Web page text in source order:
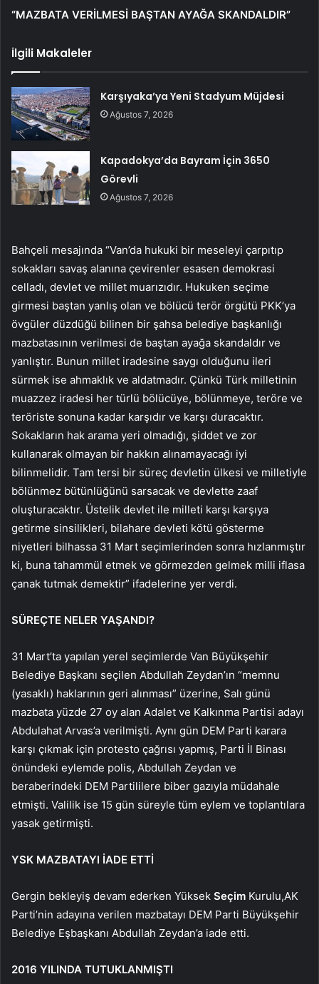
“MAZBATA VERİLMESİ BAŞTAN AYAĞA SKANDALDIR”
İlgili Makaleler
Karşıyaka’ya Yeni Stadyum Müjdesi
Ağustos 7, 2026
Kapadokya’da Bayram İçin 3650
Görevli
Ağustos 7, 2026
Bahçeli mesajında “Van’da hukuki bir meseleyi çarpıtıp
sokakları savaş alanına çevirenler esasen demokrasi
celladı, devlet ve millet muarızıdır. Hukuken seçime
girmesi baştan yanlış olan ve bölücü terör örgütü PKK’ya
övgüler düzdüğü bilinen bir şahsa belediye başkanlığı
mazbatasının verilmesi de baştan ayağa skandaldır ve
yanlıştır. Bunun millet iradesine saygı olduğunu ileri
sürmek ise ahmaklık ve aldatmadır. Çünkü Türk milletinin
muazzez iradesi her türlü bölücüye, bölünmeye, teröre ve
teröriste sonuna kadar karşıdır ve karşı duracaktır.
Sokakların hak arama yeri olmadığı, şiddet ve zor
kullanarak olmayan bir hakkın alınamayacağı iyi
bilinmelidir. Tam tersi bir süreç devletin ülkesi ve milletiyle
bölünmez bütünlüğünü sarsacak ve devlette zaaf
oluşturacaktır. Üstelik devlet ile milleti karşı karşıya
getirme sinsilikleri, bilahare devleti kötü gösterme
niyetleri bilhassa 31 Mart seçimlerinden sonra hızlanmıştır
ki, buna tahammül etmek ve görmezden gelmek milli iflasa
çanak tutmak demektir” ifadelerine yer verdi.
SÜREÇTE NELER YAŞANDI?
31 Mart’ta yapılan yerel seçimlerde Van Büyükşehir
Belediye Başkanı seçilen Abdullah Zeydan’ın “memnu
(yasaklı) haklarının geri alınması” üzerine, Salı günü
mazbata yüzde 27 oy alan Adalet ve Kalkınma Partisi adayı
Abdulahat Arvas’a verilmişti. Aynı gün DEM Parti karara
karşı çıkmak için protesto çağrısı yapmış, Parti İl Binası
önündeki eylemde polis, Abdullah Zeydan ve
beraberindeki DEM Partililere biber gazıyla müdahale
etmişti. Valilik ise 15 gün süreyle tüm eylem ve toplantılara
yasak getirmişti.
YSK MAZBATAYI İADE ETTİ
Gergin bekleyiş devam ederken Yüksek Seçim Kurulu,AK
Parti’nin adayına verilen mazbatayı DEM Parti Büyükşehir
Belediye Eşbaşkanı Abdullah Zeydan’a iade etti.
2016 YILINDA TUTUKLANMIŞTI